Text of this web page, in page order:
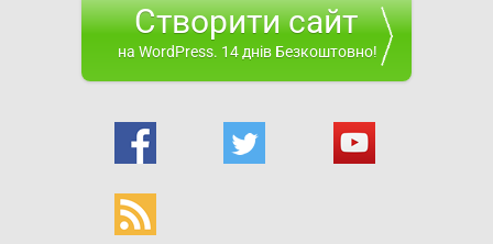
Створити сайт
на WordPress. 14 днів Безкоштовно!